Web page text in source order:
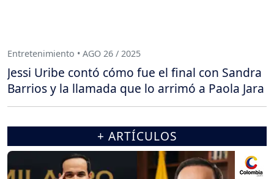
Entretenimiento • AGO 26 / 2025
Jessi Uribe contó cómo fue el final con Sandra
Barrios y la llamada que lo arrimó a Paola Jara
+ ARTÍCULOS